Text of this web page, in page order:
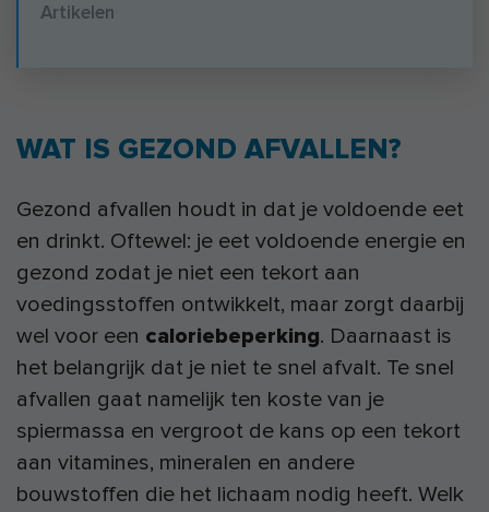
Artikelen
WAT IS GEZOND AFVALLEN?
Gezond afvallen houdt in dat je voldoende eet
en drinkt. Oftewel: je eet voldoende energie en
gezond zodat je niet een tekort aan
voedingsstoffen ontwikkelt, maar zorgt daarbij
wel voor een caloriebeperking. Daarnaast is
het belangrijk dat je niet te snel afvalt. Te snel
afvallen gaat namelijk ten koste van je
spiermassa en vergroot de kans op een tekort
aan vitamines, mineralen en andere
bouwstoffen die het lichaam nodig heeft. Welk